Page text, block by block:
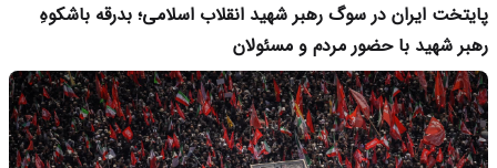
پایتخت ایران در سوگ رهبر شهید انقلاب اسلامی؛ بدرقه باشکوهِ
رهبر شهید با حضور مردم و مسئولان